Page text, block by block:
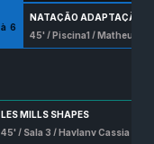
NATAÇÃO ADAPTAÇÃO
à 6
45' /Piscina1 /Matheus Barros Santana
LES MILLS SHAPES
45' / Sala 3 /Haylany Cassia Esilva